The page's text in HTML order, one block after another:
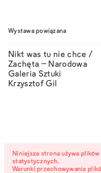
Wystawa powiązana
Nikt was tu nie chce /
Zachęta – Narodowa
Galeria Sztuki
Krzysztof Gil
Monopol
do 09.08.2026
Niniejsza strona używa
statystycznych.
Warunki przechowywania